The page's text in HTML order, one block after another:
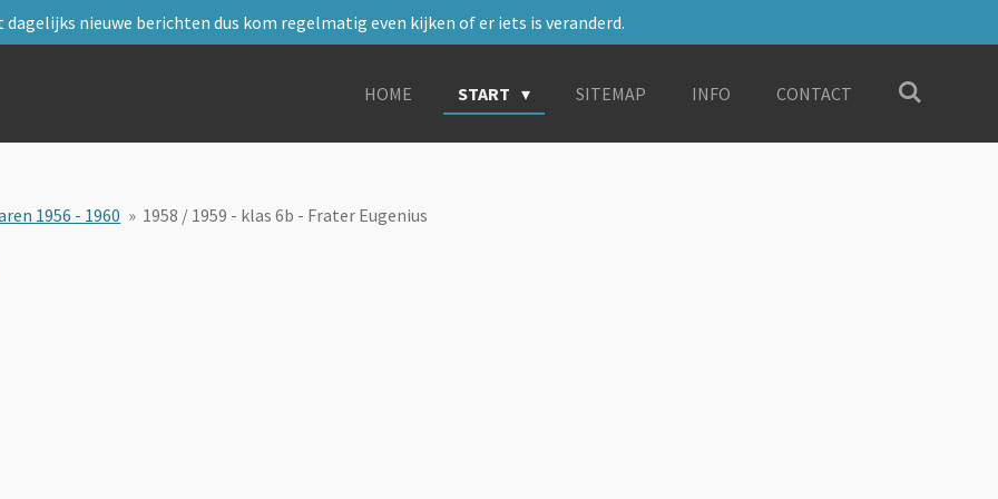
dagelijks nieuwe berichten dus kom regelmatig even kijken of er iets is veranderd.
HOME START SITEMAP INFO CONTACT
1956 - 1960 » 1958 / 1959 - klas 6b - Frater Eugenius